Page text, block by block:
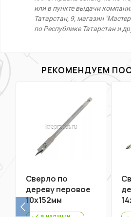
или в пункте выдачи
Татарстан, 9, магазин
по Республике Татарстан и
РЕКОМЕНДУЕМ
Сверло по
дереву перовое
10х152мм